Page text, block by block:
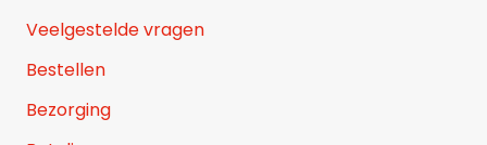
Veelgestelde vragen
Bestellen
Bezorging